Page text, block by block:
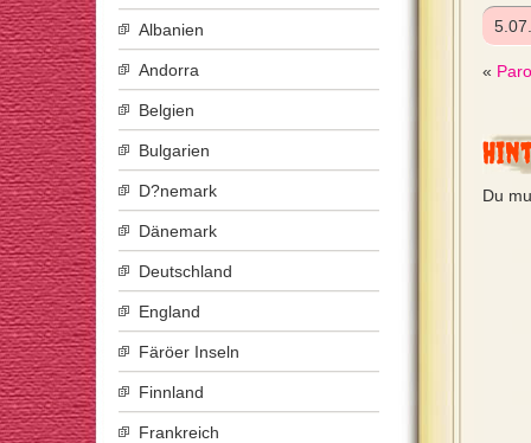
«
Du
Albanien
Andorra
Belgien
Bulgarien
D?nemark
Dänemark
Deutschland
England
Färöer Inseln
Finnland
Frankreich